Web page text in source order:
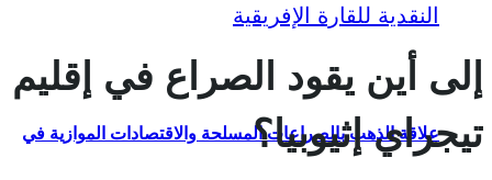
علاقة الذهب بالصراعات المسلحة والاقتصادات الموازية في
إلى أين يقود الصراع في إقليم
تيجراي إثيوبيا؟